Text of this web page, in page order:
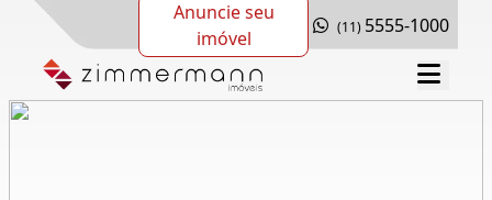
Anuncie seu
imóvel
(11) 5555-1000